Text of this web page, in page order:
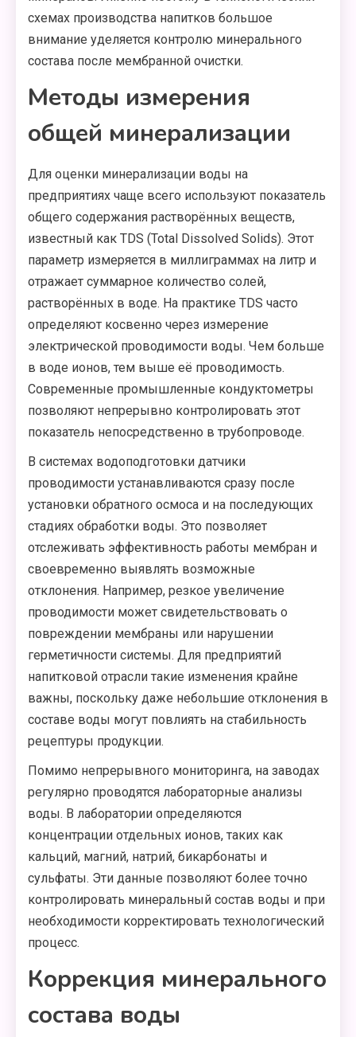
схемах производства напитков большое
внимание уделяется контролю минерального
состава после мембранной очистки.
Методы измерения
общей минерализации
Для оценки минерализации воды на
предприятиях чаще всего используют показатель
общего содержания растворённых веществ,
известный как TDS (Total Dissolved Solids). Этот
параметр измеряется в миллиграммах на литр и
отражает суммарное количество солей,
растворённых в воде. На практике TDS часто
определяют косвенно через измерение
электрической проводимости воды. Чем больше
в воде ионов, тем выше её проводимость.
Современные промышленные кондуктометры
позволяют непрерывно контролировать этот
показатель непосредственно в трубопроводе.
В системах водоподготовки датчики
проводимости устанавливаются сразу после
установки обратного осмоса и на последующих
стадиях обработки воды. Это позволяет
отслеживать эффективность работы мембран и
своевременно выявлять возможные
отклонения. Например, резкое увеличение
проводимости может свидетельствовать о
повреждении мембраны или нарушении
герметичности системы. Для предприятий
напитковой отрасли такие изменения крайне
важны, поскольку даже небольшие отклонения в
составе воды могут повлиять на стабильность
рецептуры продукции.
Помимо непрерывного мониторинга, на заводах
регулярно проводятся лабораторные анализы
воды. В лаборатории определяются
концентрации отдельных ионов, таких как
кальций, магний, натрий, бикарбонаты и
сульфаты. Эти данные позволяют более точно
контролировать минеральный состав воды и при
необходимости корректировать технологический
процесс.
Коррекция минерального
состава воды